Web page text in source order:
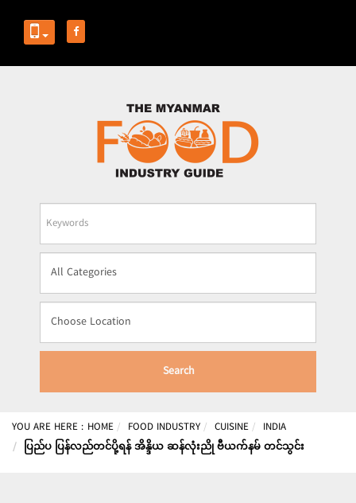
Business
Name
Search
YOU ARE HERE : HOME FOOD INDUSTRY CUISINE
INDIA
ပြည်ပ ပြန်လည်တင်ပို့ရန် အိန္ဒိယ ဆန်လုံးညို ဗီယက်နမ် တင်သွင်း